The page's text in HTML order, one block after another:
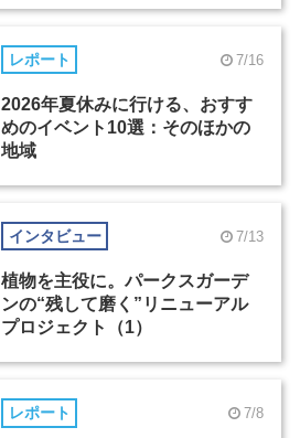
レポート 7/16
2026年夏休みに行ける、おすす
めのイベント10選：そのほかの
地域
インタビュー 7/13
植物を主役に。パークスガーデ
ンの“残して磨く”リニューアル
プロジェクト（1）
レポート 7/8